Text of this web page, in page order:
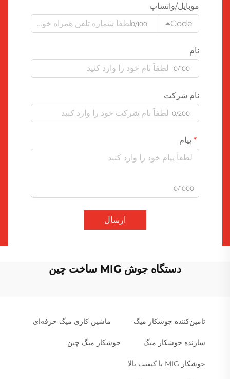
موبایل/واتساپ
Code
0/100
نام
0/100
نام شرکت
0/200
پیام
0/1000
ارسال
دستگاه جوش MIG ساخت چین
تامین‌کننده جوشکار میگ ماشین کاری میگ حرفه‌ای
سازنده جوشکار میگ جوشکار میگ چین
جوشکار MIG با کیفیت بالا